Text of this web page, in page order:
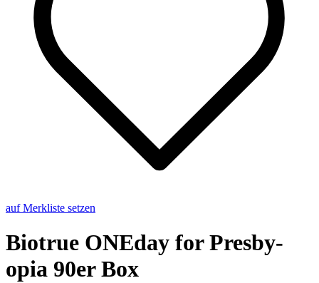
auf Merkliste setzen
Bio­true ONE­day for Pres­by­
opia 90er Box